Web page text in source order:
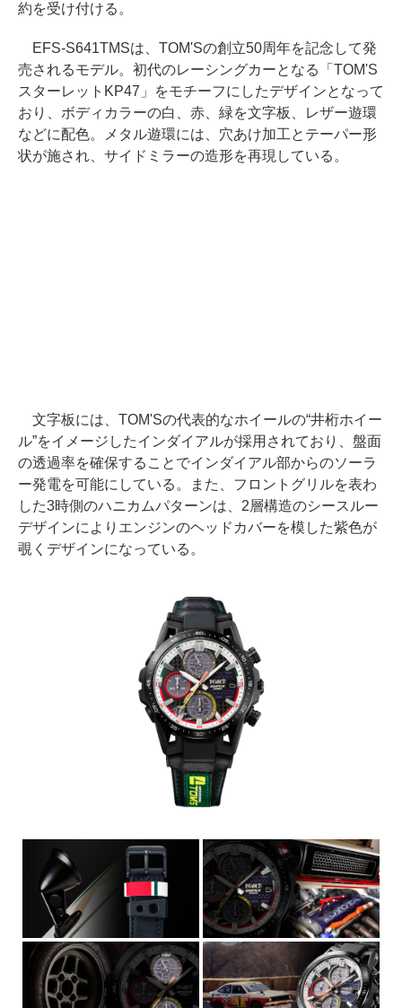
約を受け付ける。
EFS-S641TMSは、TOM'Sの創立50周年を記念して発
売されるモデル。初代のレーシングカーとなる「TOM'S
スターレットKP47」をモチーフにしたデザインとなって
おり、ボディカラーの白、赤、緑を文字板、レザー遊環
などに配色。メタル遊環には、穴あけ加工とテーパー形
状が施され、サイドミラーの造形を再現している。
文字板には、TOM'Sの代表的なホイールの“井桁ホイー
ル”をイメージしたインダイアルが採用されており、盤面
の透過率を確保することでインダイアル部からのソーラ
ー発電を可能にしている。また、フロントグリルを表わ
した3時側のハニカムパターンは、2層構造のシースルー
デザインによりエンジンのヘッドカバーを模した紫色が
覗くデザインになっている。